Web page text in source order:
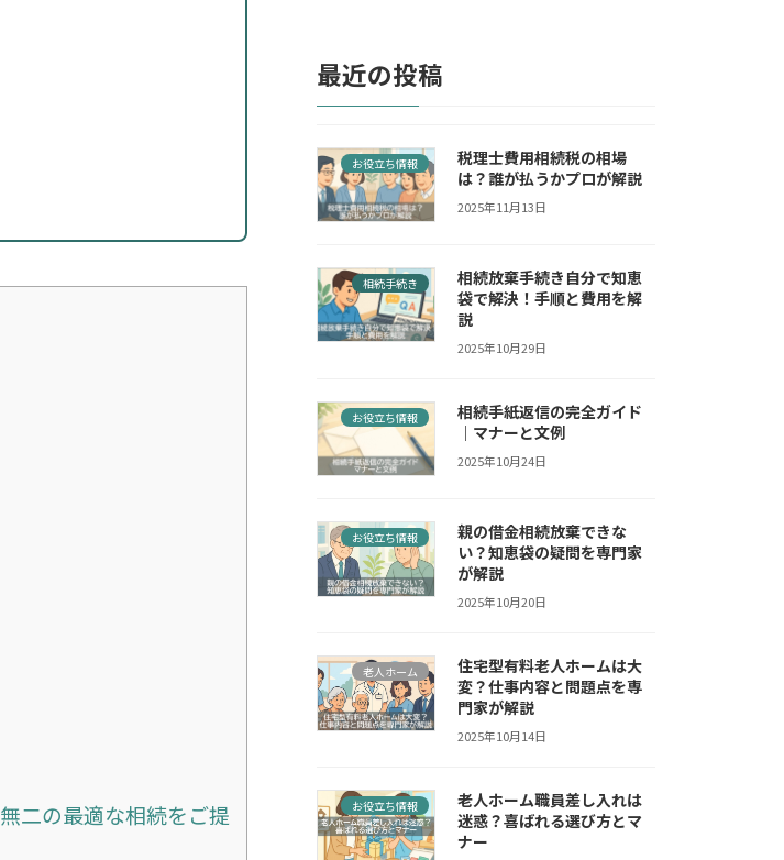
二の最適な相続をご提
最近の投稿
お役立ち情報
税理士費用相続税の相場
は？誰が払うかプロが解説
2025年11月13日
相続手続き
相続放棄手続き自分で知恵
袋で解決！手順と費用を解
説
2025年10月29日
お役立ち情報
相続手紙返信の完全ガイド
｜マナーと文例
2025年10月24日
お役立ち情報
親の借金相続放棄できな
い？知恵袋の疑問を専門家
が解説
2025年10月20日
老人ホーム
住宅型有料老人ホームは大
変？仕事内容と問題点を専
門家が解説
2025年10月14日
お役立ち情報
老人ホーム職員差し入れは
迷惑？喜ばれる選び方とマ
ナー